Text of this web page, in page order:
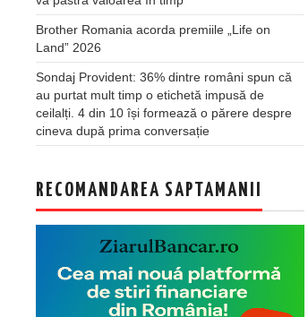
Brother Romania acorda premiile „Life on
Land” 2026
Sondaj Provident: 36% dintre români spun că
au purtat mult timp o etichetă impusă de
ceilalți. 4 din 10 își formează o părere despre
cineva după prima conversație
RECOMANDAREA SAPTAMANII